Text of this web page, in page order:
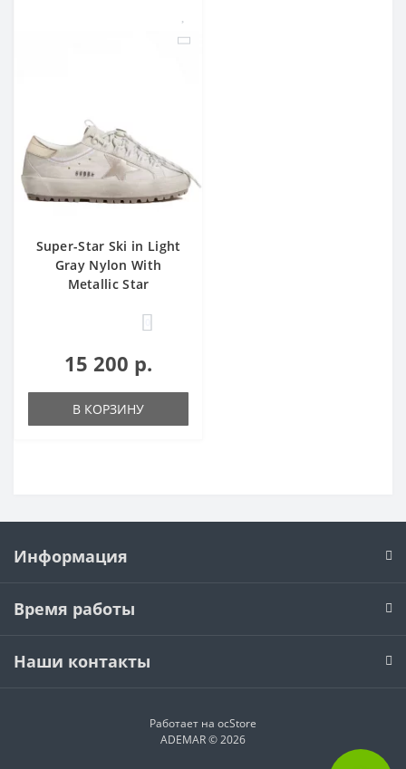
Super-Star Ski in Light
Gray Nylon With
Metallic Star
15 200 р.
В КОРЗИНУ
Информация
Время работы
Наши контакты
Работает на ocStore
ADEMAR © 2026